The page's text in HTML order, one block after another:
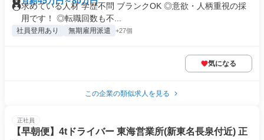
求めている人材 学歴不問 ブランクOK ◎意欲・人柄重視の採
用です！ ◎転職回数も不...
社員登用あり 無期雇用派遣 +27個
気になる
この企業の類似求人を見る
正社員
【早朝便】4tドライバー 東海営業所(新東名長泉付近) 正